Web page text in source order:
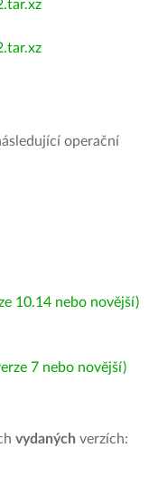
operační
10.14 nebo novější)
7 nebo novější)
vydaných verzích: